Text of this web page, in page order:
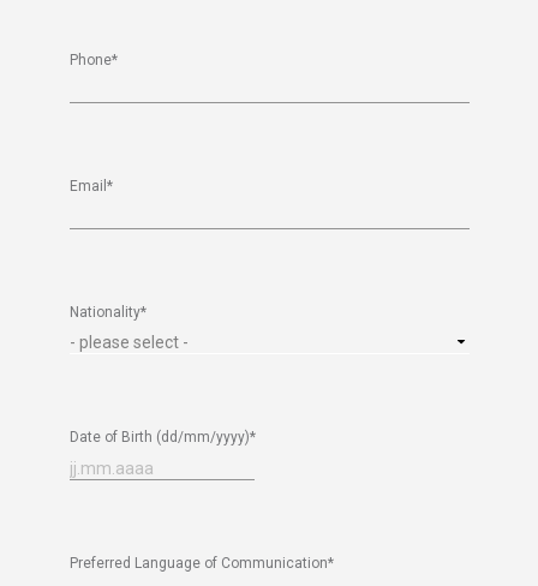
Phone*
Email *
Nationality*
Date of Birth (dd/mm/yyyy)*
Preferred Language of Communication*